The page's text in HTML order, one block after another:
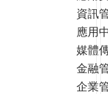
資訊
應用
媒體
金融
企業